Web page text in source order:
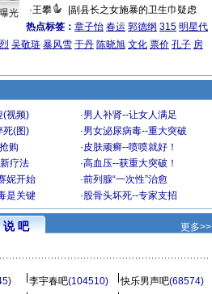
光
·王攀
副县长之女施暴的卫生巾疑虑
热点标签： 章子怡 春运 郭德纲 315 明星代
吴敬琏 暴风雪 于丹 陈晓旭 文化 票价 孔子 房
(视频) ·男人补肾--让女人满足
死(图) ·男女泌尿病毒--重大突破
购 ·皮肤顽癣--喷喷就好！
疗法 ·高血压--获重大突破！
妮开始 ·前列腺“一次性”治愈
是关键 ·股骨头坏死--专家支招
说 吧 更多>>
李宇春吧(104510) 快乐男声吧(68574)